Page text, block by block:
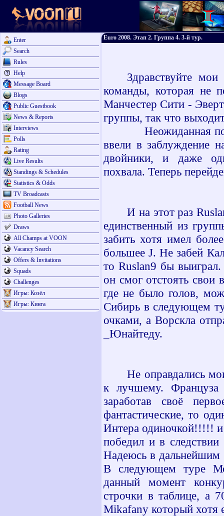
Enter
Search
Rules
Help
Message Board
Blogs
Public Guestbook
News & Reports
Interviews
Polls
Rating
Live Results
Standings & Schedules
Statistics & Odds
TV Broadcasts
Football News
Photo Galleries
Draws
All Champs at VOON
Vacancy Search
Offers & Invitations
Squads
Challenges
Игры: Козёл
Игры: Кинга
Euro 2008. Этап 2. Группа 4. 3-й тур.
Здравствуйте
команды, которая не
Манчестер Сити -
группы, так что
Неожиданная
ввели в заблуждение
двойники, и даже
похвала. Теперь
И на этот раз
единственный из
забить хотя имел
большееJ. Не забей
то Ruslan9 бы
он смог отстоять свои
где не было голов,
Сибирь в следующем
очками, а Ворскла
_Юнайтеду.
Не оправдались
к лучшему.
заработав своё
фантастические, то
Интера одиночкой!!!!! и
победил и в
Надеюсь в дальнейшим
В следующем туре
данный момент
строчки в таблице, а
Mikafanу который